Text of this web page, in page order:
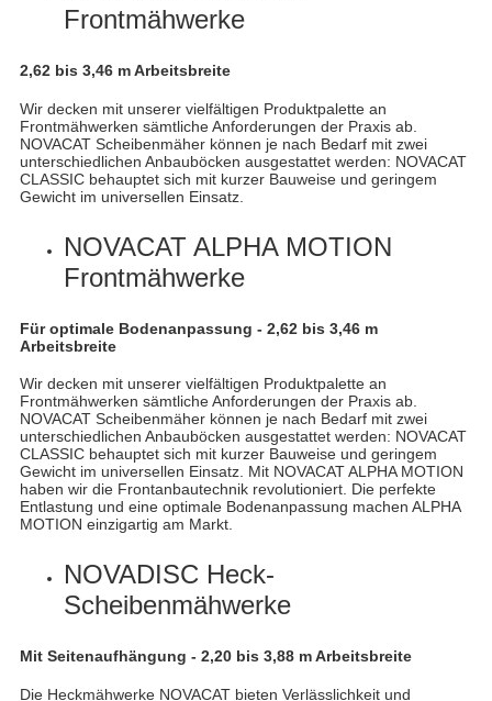
Frontmähwerke
2,62 bis 3,46 m Arbeitsbreite
Wir decken mit unserer vielfältigen Produktpalette an
Frontmähwerken sämtliche Anforderungen der Praxis ab.
NOVACAT Scheibenmäher können je nach Bedarf mit zwei
unterschiedlichen Anbauböcken ausgestattet werden: NOVACAT
CLASSIC behauptet sich mit kurzer Bauweise und geringem
Gewicht im universellen Einsatz.
NOVACAT ALPHA MOTION
Frontmähwerke
Für optimale Bodenanpassung - 2,62 bis 3,46 m
Arbeitsbreite
Wir decken mit unserer vielfältigen Produktpalette an
Frontmähwerken sämtliche Anforderungen der Praxis ab.
NOVACAT Scheibenmäher können je nach Bedarf mit zwei
unterschiedlichen Anbauböcken ausgestattet werden: NOVACAT
CLASSIC behauptet sich mit kurzer Bauweise und geringem
Gewicht im universellen Einsatz. Mit NOVACAT ALPHA MOTION
haben wir die Frontanbautechnik revolutioniert. Die perfekte
Entlastung und eine optimale Bodenanpassung machen ALPHA
MOTION einzigartig am Markt.
NOVADISC Heck-
Scheibenmähwerke
Mit Seitenaufhängung - 2,20 bis 3,88 m Arbeitsbreite
Die Heckmähwerke NOVACAT bieten Verlässlichkeit und